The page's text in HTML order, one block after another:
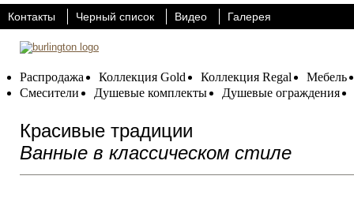
Контакты Черный список Видео Галерея
Распродажа Коллекция Gold Коллекция Regal
Мебель
Смесители
Душевые комплекты Душевые ограждения
Красивые традиции
Ванные в классическом стиле